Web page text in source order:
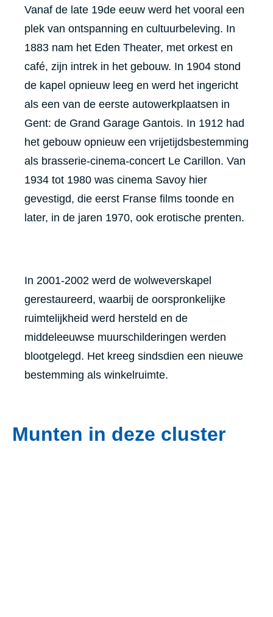
Vanaf de late 19de eeuw werd het vooral een
plek van ontspanning en cultuurbeleving. In
1883 nam het Eden Theater, met orkest en
café, zijn intrek in het gebouw. In 1904 stond
de kapel opnieuw leeg en werd het ingericht
als een van de eerste autowerkplaatsen in
Gent: de Grand Garage Gantois. In 1912 had
het gebouw opnieuw een vrijetijdsbestemming
als brasserie-cinema-concert Le Carillon. Van
1934 tot 1980 was cinema Savoy hier
gevestigd, die eerst Franse films toonde en
later, in de jaren 1970, ook erotische prenten.
In 2001-2002 werd de wolweverskapel
gerestaureerd, waarbij de oorspronkelijke
ruimtelijkheid werd hersteld en de
middeleeuwse muurschilderingen werden
blootgelegd. Het kreeg sindsdien een nieuwe
bestemming als winkelruimte.
Munten in deze cluster